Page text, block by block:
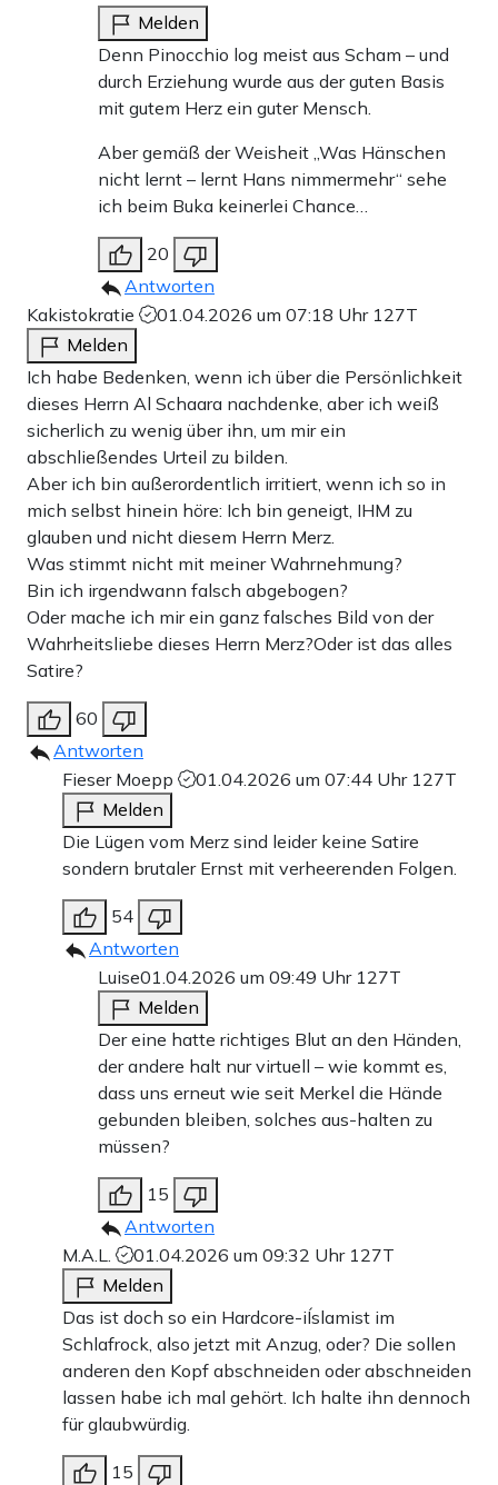
Melden
Denn Pinocchio log meist aus Scham – und
durch Erziehung wurde aus der guten Basis
mit gutem Herz ein guter Mensch.
Aber gemäß der Weisheit „Was Hänschen
nicht lernt – lernt Hans nimmermehr“ sehe
ich beim Buka keinerlei Chance…
20
Antworten
Kakistokratie
01.04.2026 um 07:18 Uhr 127T
Melden
Ich habe Bedenken, wenn ich über die Persönlichkeit
dieses Herrn Al Schaara nachdenke, aber ich weiß
sicherlich zu wenig über ihn, um mir ein
abschließendes Urteil zu bilden.
Aber ich bin außerordentlich irritiert, wenn ich so in
mich selbst hinein höre: Ich bin geneigt, IHM zu
glauben und nicht diesem Herrn Merz.
Was stimmt nicht mit meiner Wahrnehmung?
Bin ich irgendwann falsch abgebogen?
Oder mache ich mir ein ganz falsches Bild von der
Wahrheitsliebe dieses Herrn Merz?Oder ist das alles
Satire?
60
Antworten
Fieser Moepp
01.04.2026 um 07:44 Uhr 127T
Melden
Die Lügen vom Merz sind leider keine Satire
sondern brutaler Ernst mit verheerenden Folgen.
54
Antworten
Luise01.04.2026 um 09:49 Uhr 127T
Melden
Der eine hatte richtiges Blut an den Händen,
der andere halt nur virtuell – wie kommt es,
dass uns erneut wie seit Merkel die Hände
gebunden bleiben, solches aus-halten zu
müssen?
15
Antworten
M.A.L.
01.04.2026 um 09:32 Uhr 127T
Melden
Das ist doch so ein Hardcore-iÍslamist im
Schlafrock, also jetzt mit Anzug, oder? Die sollen
anderen den Kopf abschneiden oder abschneiden
lassen habe ich mal gehört. Ich halte ihn dennoch
für glaubwürdig.
15